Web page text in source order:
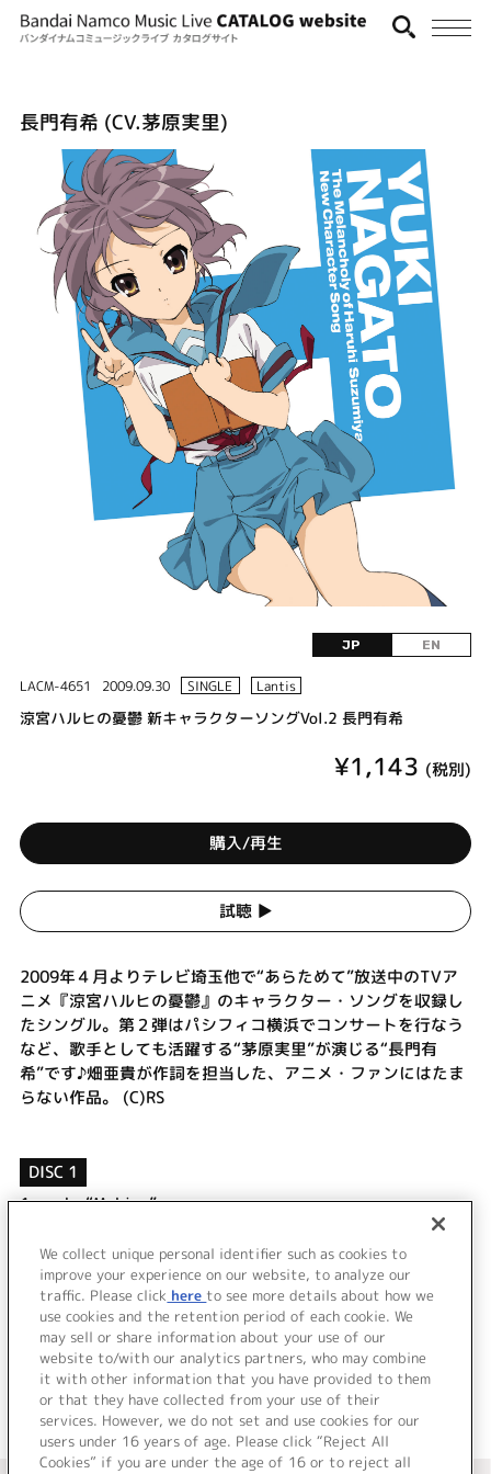
長門有希 (CV.茅原実里)
JP EN
LACM-4651 2009.09.30 SINGLE Lantis
涼宮ハルヒの憂鬱 新キャラクターソングVol.2 長門有希
¥1,143 (税別)
購入/再生
試聴 ▶︎
2009年４月よりテレビ埼玉他で“あらためて”放送中のTVア
ニメ『涼宮ハルヒの憂鬱』のキャラクター・ソングを収録し
たシングル。第２弾はパシフィコ横浜でコンサートを行なう
など、歌手としても活躍する“茅原実里”が演じる“長門有
希”です♪畑亜貴が作詞を担当した、アニメ・ファンにはたま
らない作品。 (C)RS
DISC 1
1.under“Mebius”
under“Mebius” (off vocal)
通過地点のMUSICA (off vocal)
＜ BACK
We collect unique personal identifier such as cookies to
improve your experience on our website, to analyze our
traffic. Please click here to see more details about how we
use cookies and the retention period of each cookie. We
may sell or share information about your use of our
website to/with our analytics partners, who may combine
it with other information that you have provided to them
or that they have collected from your use of their
services. However, we do not set and use cookies for our
users under 16 years of age. Please click “Reject All
Cookies” if you are under the age of 16 or to reject all